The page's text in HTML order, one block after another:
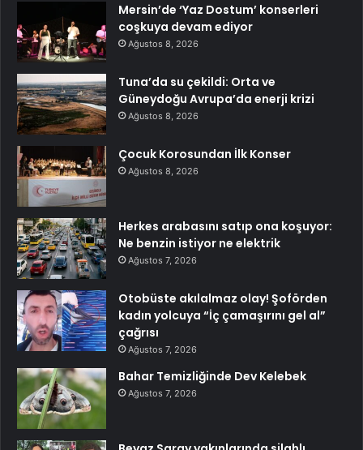
Mersin’de ‘Yaz Dostum’ konserleri
coşkuya devam ediyor
Ağustos 8, 2026
Tuna’da su çekildi: Orta ve
Güneydoğu Avrupa’da enerji krizi
Ağustos 8, 2026
Çocuk Korosundan İlk Konser
Ağustos 8, 2026
Herkes arabasını satıp ona koşuyor:
Ne benzin istiyor ne elektrik
Ağustos 7, 2026
Otobüste akılalmaz olay! Şoförden
kadın yolcuya “İç çamaşırını gel al”
çağrısı
Ağustos 7, 2026
Bahar Temizliğinde Dev Kelebek
Ağustos 7, 2026